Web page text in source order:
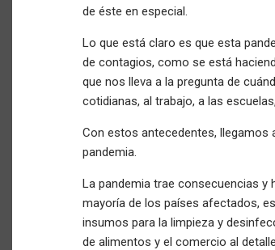
de éste en especial.
Lo que está claro es que esta
de contagios, como se está
que nos lleva a la pregunta de
cotidianas, al trabajo, a las
Con estos antecedentes, llegamos
pandemia.
La pandemia trae consecuencias y
mayoría de los países afectados,
insumos para la limpieza y
de alimentos y el comercio al